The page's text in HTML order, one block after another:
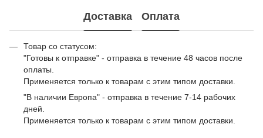
Доставка Оплата
Товар со статусом:
"Готовы к отправке" - отправка в течение 48 часов после
оплаты.
Применяется только к товарам с этим типом доставки.
"В наличии Европа" - отправка в течение 7-14 рабочих
дней.
Применяется только к товарам с этим типом доставки.